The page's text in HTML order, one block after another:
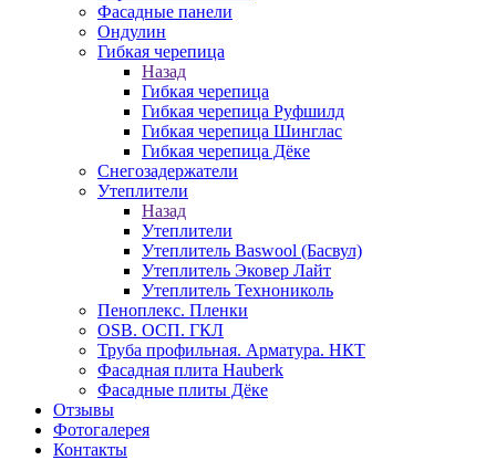
Фасадные панели
Ондулин
Гибкая черепица
Назад
Гибкая черепица
Гибкая черепица Руфшилд
Гибкая черепица Шинглас
Гибкая черепица Дёке
Снегозадержатели
Утеплители
Назад
Утеплители
Утеплитель Baswool (Басвул)
Утеплитель Эковер Лайт
Утеплитель Технониколь
Пеноплекс. Пленки
OSB. ОСП. ГКЛ
Труба профильная. Арматура. НКТ
Фасадная плита Hauberk
Фасадные плиты Дёке
Отзывы
Фотогалерея
Контакты